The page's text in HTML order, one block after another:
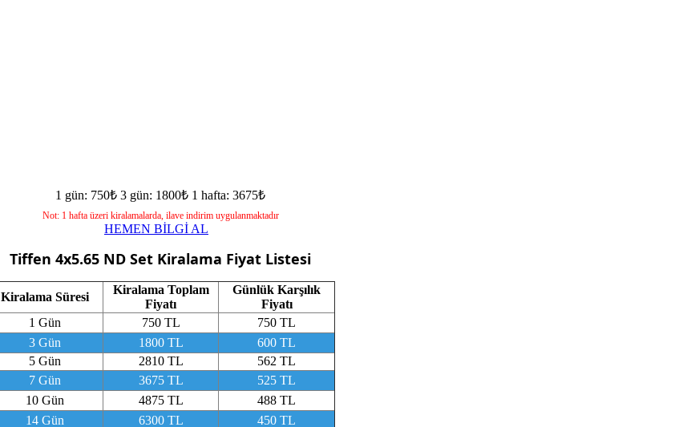
1 gün: 750₺ 3 gün: 1800₺ 1 hafta: 3675₺
Not: 1 hafta üzeri kiralamalarda, ilave indirim uygulanmaktadır
HEMEN BİLGİ AL
Tiffen 4x5.65 ND Set Kiralama Fiyat Listesi
Kiralama Süresi
Kiralama Toplam
Fiyatı
Günlük Karşılık
Fiyatı
1 Gün
750 TL
750 TL
3 Gün
1800 TL
600 TL
5 Gün
2810 TL
562 TL
7 Gün
3675 TL
525 TL
10 Gün
4875 TL
488 TL
14 Gün
6300 TL 450 TL